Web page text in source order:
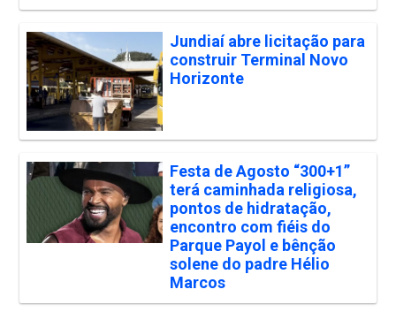
Jundiaí abre licitação para
construir Terminal Novo
Horizonte
Festa de Agosto “300+1”
terá caminhada religiosa,
pontos de hidratação,
encontro com fiéis do
Parque Payol e bênção
solene do padre Hélio
Marcos